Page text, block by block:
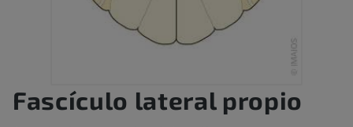
Fascículo lateral propio